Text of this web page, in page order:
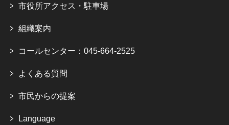
市役所アクセス・駐車場
組織案内
コールセンター：045-664-2525
よくある質問
市民からの提案
Language